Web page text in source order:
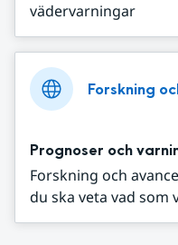
vädervarningar
Forskning
Prognoser och
Forskning och
du ska veta vad som